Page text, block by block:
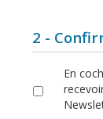
2 -
En